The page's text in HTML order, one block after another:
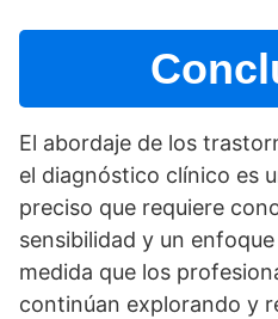
El abordaje de los
el diagnóstico clí­nico es
preciso que requiere
sensibilidad y un
medida que los
continúan explorando y